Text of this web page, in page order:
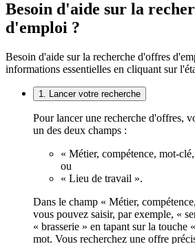
Besoin d'aide sur la
d'emploi ?
Besoin d'aide sur la recherche d'offres
informations essentielles en cliquant sur
1. Lancer votre recherche
Pour lancer une recherche d'offres,
un des deux champs :
« Métier, compétence, mot-
ou
« Lieu de travail ».
Dans le champ « Métier,
vous pouvez saisir, par exemple, «
« brasserie » en tapant sur la touche
mot. Vous recherchez une offre